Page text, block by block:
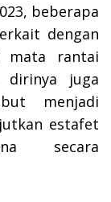
beberapa
dengan
mata rantai
dirinya juga
menjadi
estafet
secara